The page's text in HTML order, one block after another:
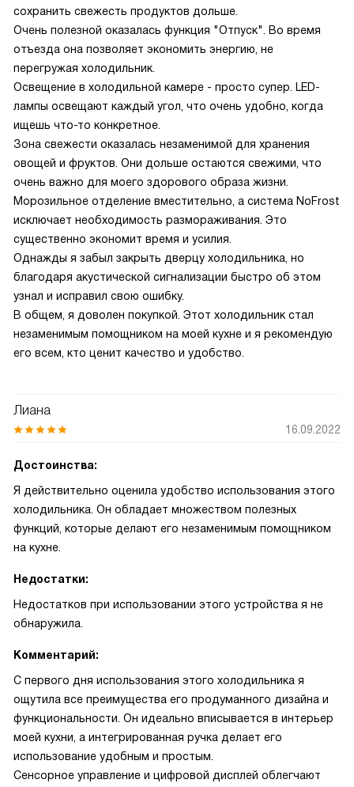
сохранить свежесть продуктов дольше.
Очень полезной оказалась функция "Отпуск". Во время
отъезда она позволяет экономить энергию, не
перегружая холодильник.
Освещение в холодильной камере - просто супер. LED-
лампы освещают каждый угол, что очень удобно, когда
ищешь что-то конкретное.
Зона свежести оказалась незаменимой для хранения
овощей и фруктов. Они дольше остаются свежими, что
очень важно для моего здорового образа жизни.
Морозильное отделение вместительно, а система NoFrost
исключает необходимость размораживания. Это
существенно экономит время и усилия.
Однажды я забыл закрыть дверцу холодильника, но
благодаря акустической сигнализации быстро об этом
узнал и исправил свою ошибку.
В общем, я доволен покупкой. Этот холодильник стал
незаменимым помощником на моей кухне и я рекомендую
его всем, кто ценит качество и удобство.
Лиана
16.09.2022
Достоинства:
Я действительно оценила удобство использования этого
холодильника. Он обладает множеством полезных
функций, которые делают его незаменимым помощником
на кухне.
Недостатки:
Недостатков при использовании этого устройства я не
обнаружила.
Комментарий:
С первого дня использования этого холодильника я
ощутила все преимущества его продуманного дизайна и
функциональности. Он идеально вписывается в интерьер
моей кухни, а интегрированная ручка делает его
использование удобным и простым.
Сенсорное управление и цифровой дисплей облегчают